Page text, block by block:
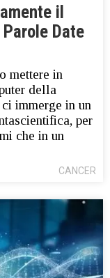
il
Date
mettere in
della
immerge in un
per
che in un
CANCER